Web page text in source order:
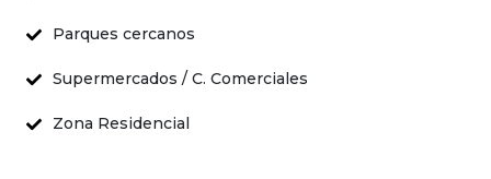
Parques cercanos
Supermercados / C. Comerciales
Zona Residencial